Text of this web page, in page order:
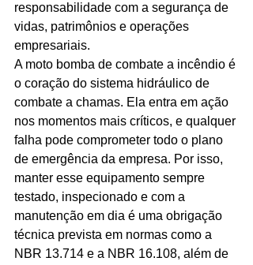
responsabilidade com a segurança de
vidas, patrimônios e operações
empresariais.
A moto bomba de combate a incêndio é
o coração do sistema hidráulico de
combate a chamas. Ela entra em ação
nos momentos mais críticos, e qualquer
falha pode comprometer todo o plano
de emergência da empresa. Por isso,
manter esse equipamento sempre
testado, inspecionado e com a
manutenção em dia é uma obrigação
técnica prevista em normas como a
NBR 13.714 e a NBR 16.108, além de